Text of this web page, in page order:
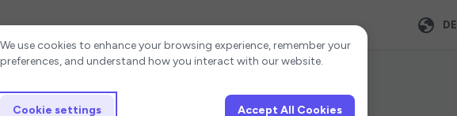
DE
Cookie settings
We use cookies to enhance your browsing experience, remember your
preferences, and understand how you interact with our website.
Cookie settings Accept All Cookies